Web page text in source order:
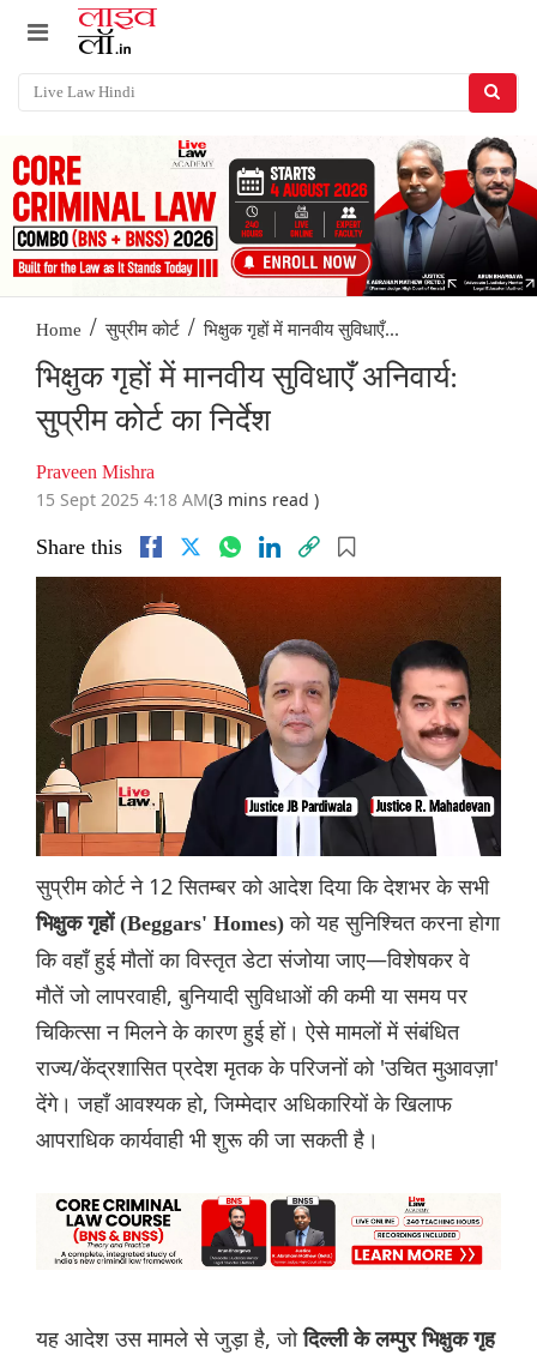
Home / सुप्रीम कोर्ट / भिक्षुक गृहों में मानवीय सुविधाएँ...
भिक्षुक गृहों में मानवीय सुविधाएँ अनिवार्य:
सुप्रीम कोर्ट का निर्देश
Praveen Mishra
15 Sept 2025 4:18 AM(3 mins read )
Share this
सुप्रीम कोर्ट ने 12 सितम्बर को आदेश दिया कि देशभर के सभी
भिक्षुक गृहों (Beggars' Homes) को यह सुनिश्चित करना होगा
कि वहाँ हुई मौतों का विस्तृत डेटा संजोया जाए—विशेषकर वे
मौतें जो लापरवाही, बुनियादी सुविधाओं की कमी या समय पर
चिकित्सा न मिलने के कारण हुई हों। ऐसे मामलों में संबंधित
राज्य/केंद्रशासित प्रदेश मृतक के परिजनों को 'उचित मुआवज़ा'
देंगे। जहाँ आवश्यक हो, जिम्मेदार अधिकारियों के खिलाफ
आपराधिक कार्यवाही भी शुरू की जा सकती है।
यह आदेश उस मामले से जुड़ा है, जोदिल्ली के लम्पुर भिक्षुक गृह